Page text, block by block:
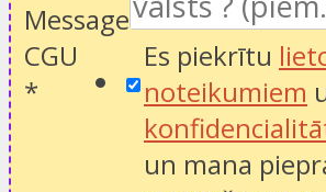
Message
CGU
*
Es piekrītu
noteikumiem
un mana